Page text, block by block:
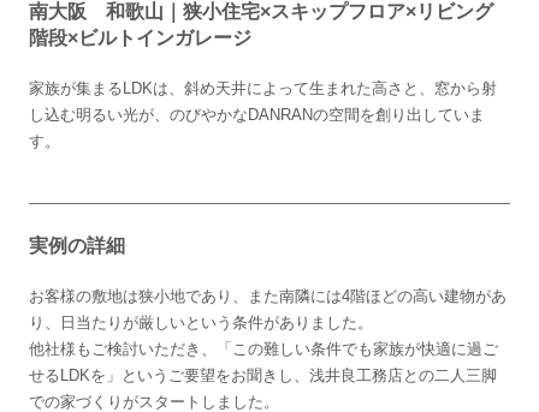
南大阪 和歌山｜狭小住宅×スキップフロア×リビング
階段×ビルトインガレージ
家族が集まるLDKは、斜め天井によって生まれた高さと、窓から射
し込む明るい光が、のびやかなDANRANの空間を創り出していま
す。
実例の詳細
お客様の敷地は狭小地であり、また南隣には4階ほどの高い建物があ
り、日当たりが厳しいという条件がありました。
他社様もご検討いただき、「この難しい条件でも家族が快適に過ご
せるLDKを」というご要望をお聞きし、浅井良工務店との二人三脚
での家づくりがスタートしました。